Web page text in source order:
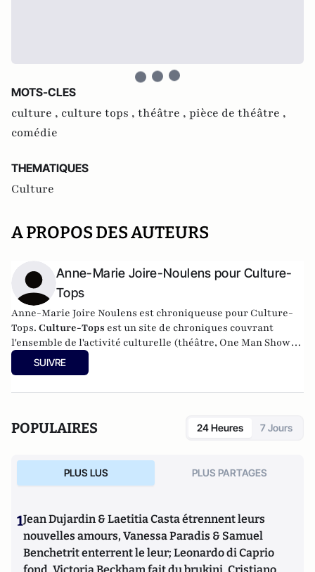
MOTS-CLES
culture , culture tops , théâtre , pièce de théâtre ,
comédie
THEMATIQUES
Culture
A PROPOS DES AUTEURS
Anne-Marie Joire-Noulens pour Culture-
Tops
Anne-Marie Joire Noulens est chroniqueuse pour Culture-
Tops. Culture-Tops est un site de chroniques couvrant
l'ensemble de l'activité culturelle (théâtre, One Man Shows,
opéras, ballets, spectacles divers, cinéma, expos, livres,
etc.). Culture-Tops a été créé en novembre 2013 par Jacques
SUIVRE
POPULAIRES 24 Heures 7 Jours
PLUS LUS PLUS PARTAGES
1Jean Dujardin & Laetitia Casta étrennent leurs
nouvelles amours, Vanessa Paradis & Samuel
Benchetrit enterrent le leur; Leonardo di Caprio